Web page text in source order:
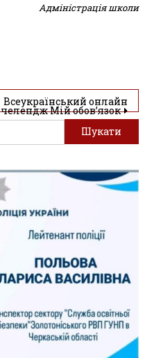
Адміністрація школи
Всеукраїнський онлайн
челендж Мій обов’язок